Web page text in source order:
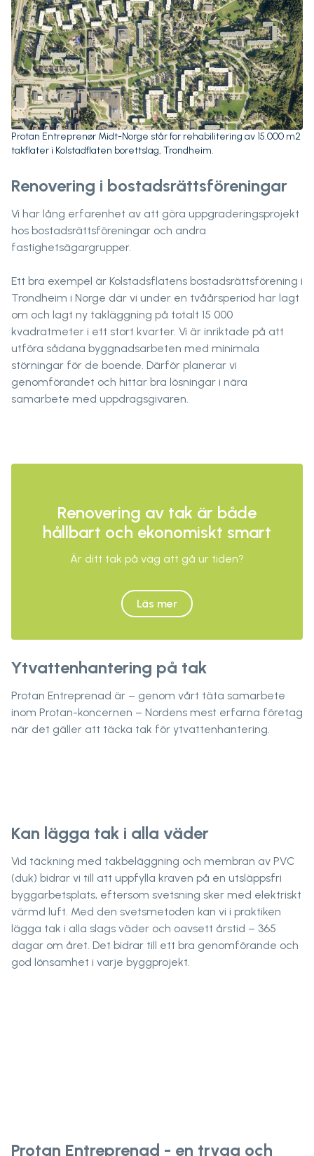
Protan Entreprenør Midt-Norge står for rehabilitering av 15.000 m2
takflater i Kolstadflaten borettslag, Trondheim.
Renovering i bostadsrättsföreningar
Vi har lång erfarenhet av att göra uppgraderingsprojekt
hos bostadsrättsföreningar och andra
fastighetsägargrupper.
Ett bra exempel är Kolstadsflatens bostadsrättsförening i
Trondheim i Norge där vi under en tvåårsperiod har lagt
om och lagt ny takläggning på totalt 15 000
kvadratmeter i ett stort kvarter. Vi är inriktade på att
utföra sådana byggnadsarbeten med minimala
störningar för de boende. Därför planerar vi
genomförandet och hittar bra lösningar i nära
samarbete med uppdragsgivaren.
Renovering av tak är både
hållbart och ekonomiskt smart
Är ditt tak på väg att gå ur tiden?
Läs mer
Ytvattenhantering på tak
Protan Entreprenad är – genom vårt täta samarbete
inom Protan-koncernen – Nordens mest erfarna företag
när det gäller att täcka tak för ytvattenhantering.
Kan lägga tak i alla väder
Vid täckning med takbeläggning och membran av PVC
(duk) bidrar vi till att uppfylla kraven på en utsläppsfri
byggarbetsplats, eftersom svetsning sker med elektriskt
värmd luft. Med den svetsmetoden kan vi i praktiken
lägga tak i alla slags väder och oavsett årstid – 365
dagar om året. Det bidrar till ett bra genomförande och
god lönsamhet i varje byggprojekt.
Protan Entreprenad - en trygg och